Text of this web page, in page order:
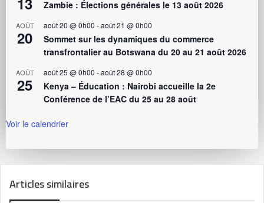
Zambie : Élections générales le 13 août 2026
AOÛT
20
août 20 @ 0h00 -août 21 @ 0h00
Sommet sur les dynamiques du commerce
transfrontalier au Botswana du 20 au 21 août 2026
AOÛT
25
août 25 @ 0h00 -août 28 @ 0h00
Kenya – Éducation : Nairobi accueille la 2e
Conférence de l’EAC du 25 au 28 août
Voir le calendrier
Articles similaires